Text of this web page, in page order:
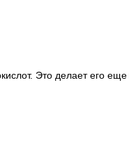
Это делает его